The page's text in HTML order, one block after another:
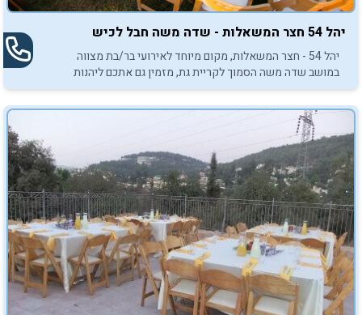
יהל 54 חצר המשאלות - שדה משה חבל לכיש
יהל 54 - חצר המשאלות, מקום מיוחד לאירועי בר/בת מצווה
במושב שדה משה הסמוך לקריית גת, מזמין גם אתכם ליהנות
מאירועי חצר תחת כיפת השמיים.